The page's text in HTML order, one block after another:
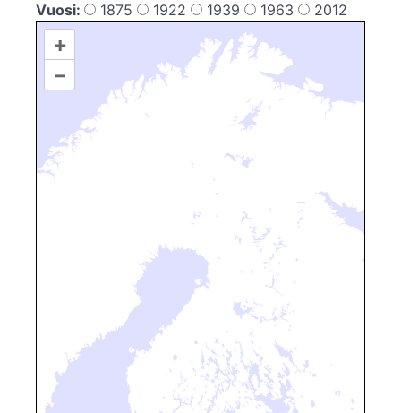
Vuosi: 1875 1922 1939 1963 2012
+
–